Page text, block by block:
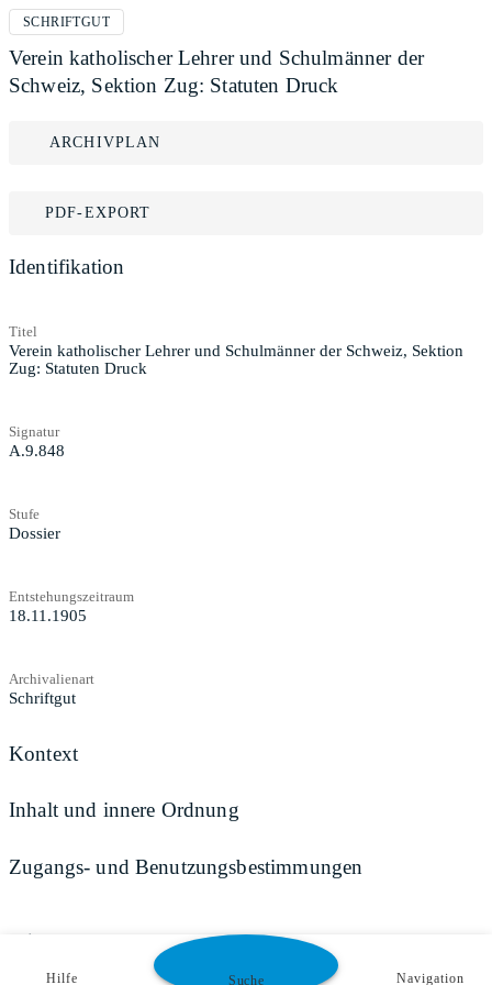
SCHRIFTGUT
Verein katholischer Lehrer und Schulmänner der
Schweiz, Sektion Zug: Statuten Druck
ARCHIVPLAN
PDF-EXPORT
Identifikation
Titel
Verein katholischer Lehrer und Schulmänner der Schweiz, Sektion
Zug: Statuten Druck
Signatur
A.9.848
Stufe
Dossier
Entstehungszeitraum
18.11.1905
Archivalienart
Schriftgut
Kontext
Inhalt und innere Ordnung
Zugangs- und Benutzungsbestimmungen
Teilen
Hilfe Suche Navigation